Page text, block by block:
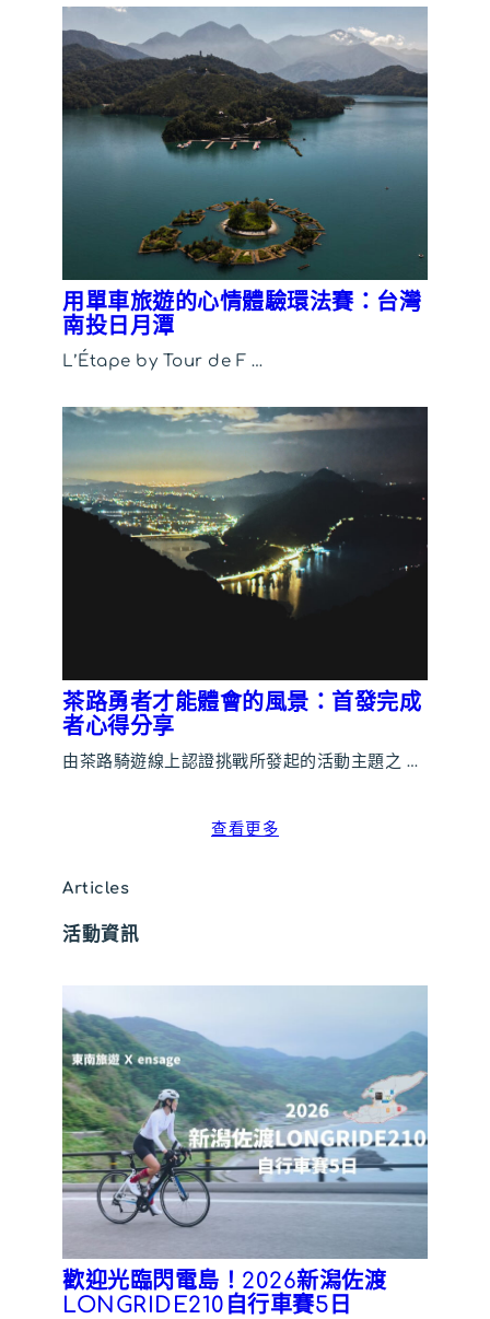
用單車旅遊的心情體驗環法賽：台灣
南投日月潭
L’Étape by Tour de F …
茶路勇者才能體會的風景：首發完成
者心得分享
由茶路騎遊線上認證挑戰所發起的活動主題之 …
查看更多
Articles
活動資訊
歡迎光臨閃電島！2026新潟佐渡
LONGRIDE210自行車賽5日